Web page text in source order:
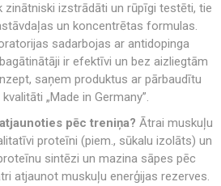
zinātniski izstrādāti un rūpīgi testēti, tie
un koncentrētas formulas.
sadarbojas ar antidopinga
ir efektīvi un bez aizliegtām
saņem produktus ar pārbaudītu
„Made in Germany”.
pēc treniņa? Ātrai muskuļu
proteīni (piem., sūkalu izolāts) un
sintēzi un mazina sāpes pēc
atjaunot muskuļu enerģijas rezerves.